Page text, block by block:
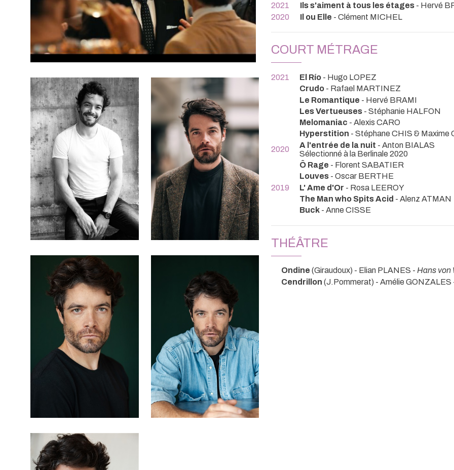
2021
Ils s'aiment à tous les étages - Hervé
2020
Il ou Elle - Clément MICHEL
COURT MÉTRAGE
2021 El Río - Hugo LOPEZ
Crudo - Rafael MARTINEZ
Le Romantique - Hervé BRAMI
Les Vertueuses - Stéphanie HALFON
Melomaniac - Alexis CARO
Hyperstition - Stéphane CHIS & Maxime
2020
A l'entrée de la nuit - Anton BIALAS
Sélectionné à la Berlinale 2020
Ô Rage - Florent SABATIER
Louves - Oscar BERTHE
2019
L' Ame d'Or - Rosa LEEROY
The Man who Spits Acid - Alenz ATMAN
Buck - Anne CISSE
THÉÂTRE
Ondine (Giraudoux) - Elian PLANES - Hans von
Cendrillon (J.Pommerat) - Amélie GONZALES